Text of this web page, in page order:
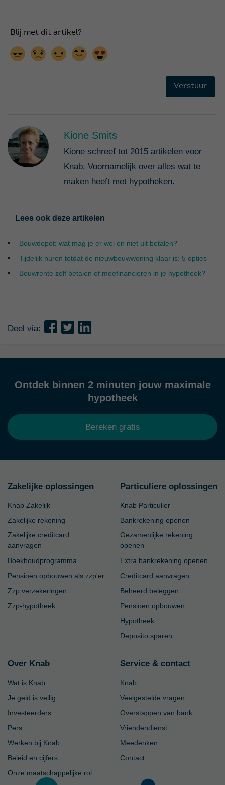
Kione Smits
Kione schreef tot 2015 artikelen voor
Knab. Voornamelijk over alles wat te
maken heeft met hypotheken.
Lees ook deze artikelen
Bouwdepot: wat mag je er wel en niet uit betalen?
Tijdelijk huren totdat de nieuwbouwwoning klaar is: 5 opties
Bouwrente zelf betalen of meefinancieren in je hypotheek?
Deel via:
Ontdek binnen 2 minuten jouw maximale
hypotheek
Bereken gratis
Zakelijke oplossingen
Knab Zakelijk
Zakelijke rekening
Zakelijke creditcard
aanvragen
Boekhoudprogramma
Pensioen opbouwen als zzp'er
Zzp verzekeringen
Zzp-hypotheek
Particuliere oplossingen
Knab Particulier
Bankrekening openen
Gezamenlijke rekening
openen
Extra bankrekening openen
Creditcard aanvragen
Beheerd beleggen
Pensioen opbouwen
Hypotheek
Deposito sparen
Over Knab
Wat is Knab
Je geld is veilig
Investeerders
Pers
Werken bij Knab
Beleid en cijfers
Onze maatschappelijke rol
Service & contact
Knab
Veelgestelde vragen
Overstappen van bank
Vriendendienst
Meedenken
Contact